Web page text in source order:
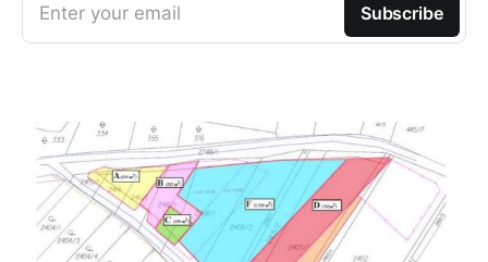
Enter your email Subscribe